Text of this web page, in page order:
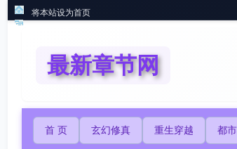
将本站设为首页
最新章节网
首 页 玄幻修真 重生穿越 都